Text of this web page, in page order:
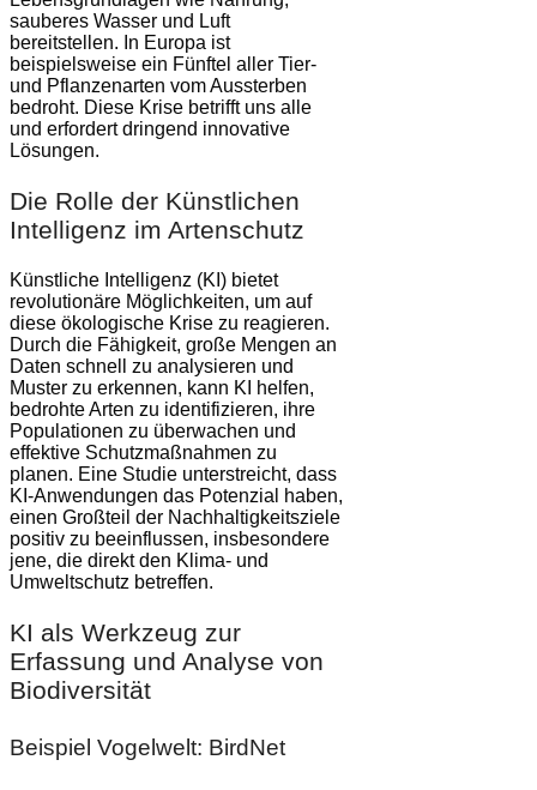
sauberes Wasser und Luft
bereitstellen. In Europa ist
beispielsweise ein Fünftel aller Tier-
und Pflanzenarten vom Aussterben
bedroht. Diese Krise betrifft uns alle
und erfordert dringend innovative
Lösungen.
Die Rolle der Künstlichen
Intelligenz im Artenschutz
Künstliche Intelligenz (KI) bietet
revolutionäre Möglichkeiten, um auf
diese ökologische Krise zu reagieren.
Durch die Fähigkeit, große Mengen an
Daten schnell zu analysieren und
Muster zu erkennen, kann KI helfen,
bedrohte Arten zu identifizieren, ihre
Populationen zu überwachen und
effektive Schutzmaßnahmen zu
planen. Eine Studie unterstreicht, dass
KI-Anwendungen das Potenzial haben,
einen Großteil der Nachhaltigkeitsziele
positiv zu beeinflussen, insbesondere
jene, die direkt den Klima- und
Umweltschutz betreffen.
KI als Werkzeug zur
Erfassung und Analyse von
Biodiversität
Beispiel Vogelwelt: BirdNet